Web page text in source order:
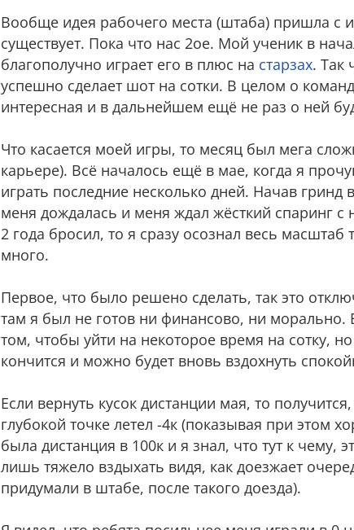
Вообще идея рабочего места (штаба) пришла с
существует. Пока что нас 2ое. Мой ученик в
благополучно играет его в плюс на старзах. Так
успешно сделает шот на сотки. В целом о
интересная и в дальнейшем ещё не раз о ней
Что касается моей игры, то месяц был мега
карьере). Всё началось ещё в мае, когда я
играть последние несколько дней. Начав
меня дождалась и меня ждал жёсткий спаринг с
2 года бросил, то я сразу осознал весь
много.
Первое, что было решено сделать, так это
там я был не готов ни финансово, ни
том, чтобы уйти на некоторое время на сотку,
кончится и можно будет вновь вздохнуть
Если вернуть кусок дистанции мая, то
глубокой точке летел -4к (показывая при этом
была дистанция в 100к и я знал, что тут к чему,
лишь тяжело вздыхать видя, как доезжает
придумали в штабе, после такого доезда).